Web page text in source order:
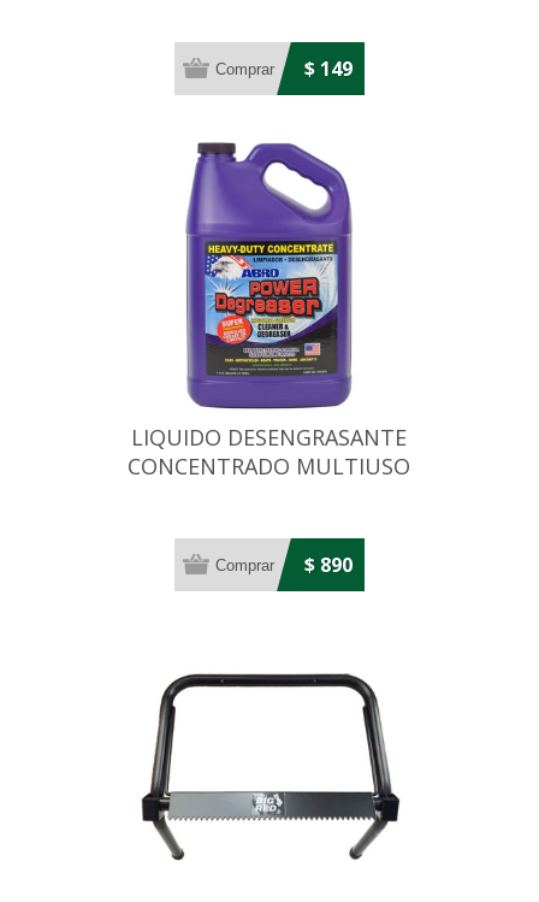
$ 149
LIQUIDO DESENGRASANTE
CONCENTRADO MULTIUSO
$ 890